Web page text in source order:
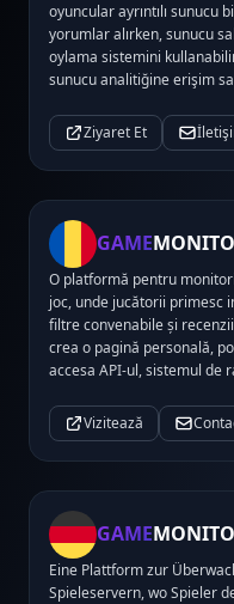
oyuncular ayrıntılı sunucu
yorumlar alırken, sunucu
oylama sistemini
sunucu analitiğine erişim
Ziyaret Et
GAME
O platformă pentru
joc, unde jucătorii primesc
filtre convenabile și
crea o pagină personală,
accesa API-ul, sistemul de
Vizitează
GAME
Eine Plattform zur
Spieleservern, wo Spieler